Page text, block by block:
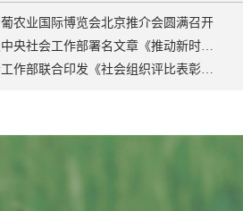
农业国际博览会北京推介会圆满召开
《人民日报》刊发中央社会工作部署名文章《推动新时代社会工作高质量发展 坚定不移走中国特色社会主义社会治理之路》
民政部、中央社会工作部联合印发《社会组织评比表彰活动管理办法》